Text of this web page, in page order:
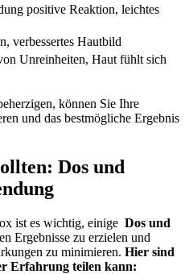
positive Reaktion,‍ leichtes⁣
verbessertes Hautbild
Unreinheiten, Haut fühlt sich
können Sie Ihre
und das⁢ bestmögliche ‌Ergebnis​
Dos und‍
‌ist es wichtig, einige
Dos und
Ergebnisse zu erzielen und
zu minimieren. Hier sind
Erfahrung teilen kann: